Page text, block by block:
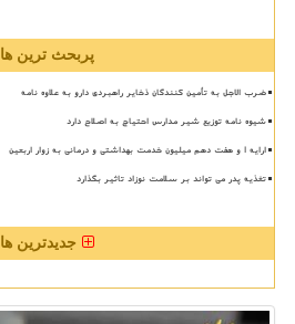
پربحث ترین ها
ضرب الاجل به تأمین کنندگان ذخایر راهبردی دارو به علاوه نامه
شیوه نامه توزیع شیر مدارس احتیاج به اصلاح دارد
ارایه ۱ و هفت دهم میلیون خدمت بهداشتی و درمانی به زوار اربعین
تغذیه پدر می تواند بر سلامت نوزاد تاثیر بگذارد
جدیدترین ها